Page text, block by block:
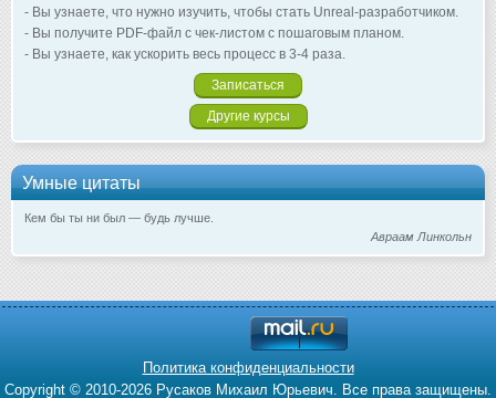
- Вы узнаете, что нужно изучить, чтобы стать Unreal-разработчиком.
- Вы получите PDF-файл с чек-листом с пошаговым планом.
- Вы узнаете, как ускорить весь процесс в 3-4 раза.
Записаться
Другие курсы
Умные цитаты
Кем бы ты ни был — будь лучше.
Авраам Линкольн
Политика конфиденциальности
Copyright © 2010-2026 Русаков Михаил Юрьевич. Все права защищены.